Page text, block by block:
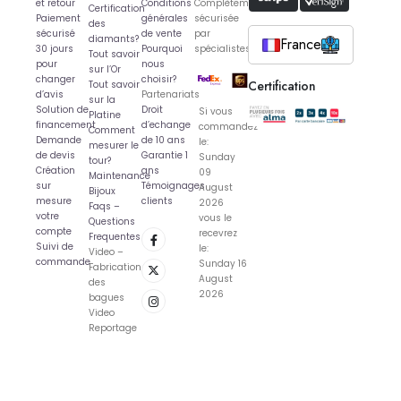
et retour
Paiement
sécurisé
30 jours
pour
changer
d’avis
Solution de
financement
Demande
de devis
Création
sur
mesure
votre
compte
Suivi de
commande
Certification
des
diamants?
Tout savoir
sur l’Or
Tout savoir
sur la
Platine
Comment
mesurer le
tour?
Maintenance
Bijoux
Faqs –
Questions
Frequentes
Video –
Fabrication
des
bagues
Video
Reportage
Conditions
générales
de vente
Pourquoi
nous
choisir?
Partenariats
Droit
d’echange
de 10 ans
Garantie 1
ans
Témoignages
clients
Complètement
sécurisée
par
spécialistes
Si vous
commandez
le:
Sunday
09
August
2026
vous le
recevrez
le:
Sunday 16
August
2026
France
Certification